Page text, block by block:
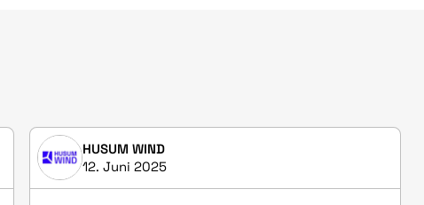
HUSUM WIND
12. Juni 2025